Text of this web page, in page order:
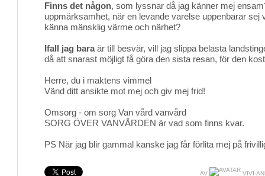
Finns det någon, som lyssnar då jag känner mej
uppmärksamhet, när en levande varelse uppenbarar sej
känna mänsklig värme och närhet?
Ifall jag baraär till besvär, vill jag slippa belasta
då att snarast möjligt få göra den sista resan, för den
Herre, du i maktens vimmel
Vänd ditt ansikte mot mej och giv mej frid!
Omsorg - om sorg Van vård vanvård
SORG ÖVER VANVÅRDEN är vad som finns kvar.
PS När jag blir gammal kanske jag får förlita mej på
AV VIVI-